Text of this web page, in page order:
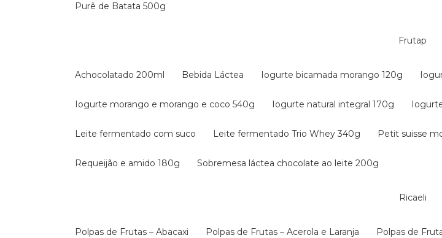
Purê de Batata 500g
Frutap
Achocolatado 200ml Bebida Láctea Iogurte bicamada morango 120g
Iogurte morango e morango e coco 540g Iogurte natural integral 170g
Leite fermentado com suco Leite fermentado Trio Whey 340g Petit suisse
Requeijão e amido 180g Sobremesa láctea chocolate ao leite 200g
Ricaeli
Polpas de Frutas – Abacaxi Polpas de Frutas – Acerola e Laranja Polpas de